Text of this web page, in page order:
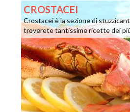
CROSTACEI
Crostacei è la sezione di
troverete tantissime ricette dei